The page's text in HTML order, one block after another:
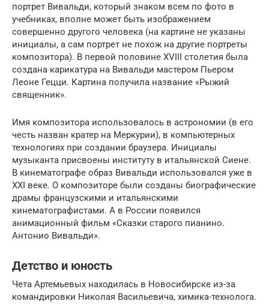
портрет Вивальди, который знаком всем по фото в
учебниках, вполне может быть изображением
совершенно другого человека (на картине не указаны
инициалы, а сам портрет не похож на другие портреты
композитора). В первой половине XVIII столетия была
создана карикатура на Вивальди мастером Пьером
Леоне Гецци. Картина получила название «Рыжий
священник».
Имя композитора использовалось в астрономии (в его
честь назван кратер на Меркурии), в компьютерных
технологиях при создании браузера. Инициалы
музыканта присвоены институту в итальянской Сиене.
В кинематографе образ Вивальди использовался уже в
XXI веке. О композиторе были созданы биографические
драмы французскими и итальянскими
кинематографистами. А в России появился
анимационный фильм «Сказки старого пианино.
Антонио Вивальди».
Детство и юность
Чета Артемьевых находилась в Новосибирске из-за
командировки Николая Васильевича, химика-технолога.